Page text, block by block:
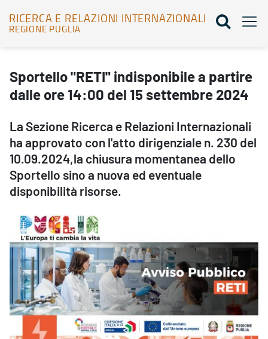
RICERCA E RELAZIONI INTERNAZIONALI
REGIONE PUGLIA
Sportello "RETI" indisponibile a partire
dalle ore 14:00 del 15 settembre 2024
La Sezione Ricerca e Relazioni Internazionali
ha approvato con l'atto dirigenziale n. 230 del
10.09.2024,la chiusura momentanea dello
Sportello sino a nuova ed eventuale
disponibilità risorse.